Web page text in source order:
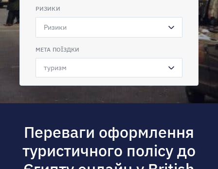
РИЗИКИ
Ризики
МЕТА ПОЇЗДКИ
Переваги оформлення
туристичного полісу до